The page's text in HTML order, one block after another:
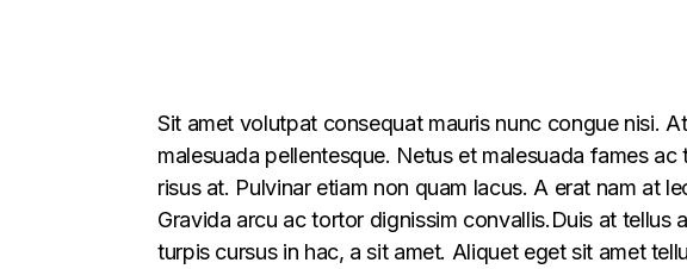
Sit amet volutpat consequat mauris nunc congue nisi.
malesuada pellentesque. Netus et malesuada fames
risus at. Pulvinar etiam non quam lacus. A erat nam at
Gravida arcu ac tortor dignissim convallis.Duis at tellus
turpis cursus in hac, a sit amet. Aliquet eget sit amet